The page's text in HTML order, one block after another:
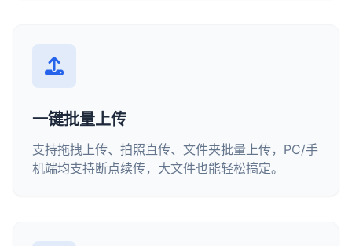
一键批量上传
支持拖拽上传、拍照直传、文件夹批量上传，PC/手
机端均支持断点续传，大文件也能轻松搞定。